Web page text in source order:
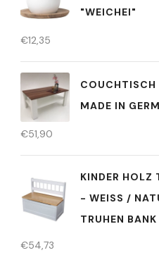
"WEICHEI"
€12,35
COUCHTISCH
DE IN
€51,90
KINDER HOLZ
- WEISS /
RUHEN BANK
€54,73